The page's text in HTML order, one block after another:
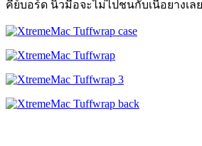
คีย์บอร์ด นิ้วมือจะไม่ไปชนกับเนื้อยางเ